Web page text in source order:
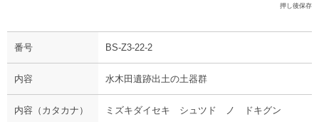
押し後保存
番号 BS-Z3-22-2
内容 水木田遺跡出土の土器群
内容（カタカナ） ミズキダイセキ シュツド ノ ドキグン